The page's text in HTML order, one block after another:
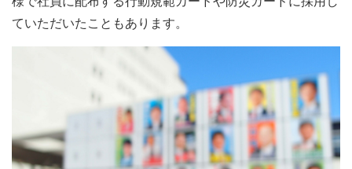
ていただいたこともあります。